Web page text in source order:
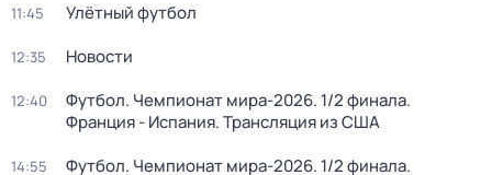
11:45 Улётный футбол
12:35 Новости
12:40
Футбол. Чемпионат мира-2026. 1/2 финала.
Франция - Испания. Трансляция из США
14:55
Футбол. Чемпионат мира-2026. 1/2 финала.